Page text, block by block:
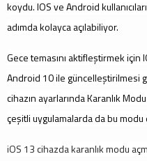
koydu. IOS ve Android
adımda kolayca açılabiliyor.
Gece temasını aktifleştirmek için
Android 10 ile güncelleştirilmesi
cihazın ayarlarında Karanlık
çeşitli uygulamalarda da bu
iOS 13 cihazda karanlık modu